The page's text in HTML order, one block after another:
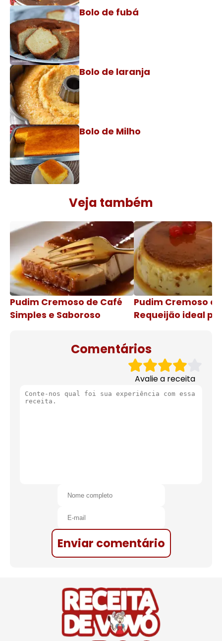
Bolo de fubá
Bolo de laranja
Bolo de Milho
Veja também
Pudim Cremoso de Café
Simples e Saboroso
Pudim Cremoso
Requeijão ideal
Comentários
Avalie a receita
Enviar comentário